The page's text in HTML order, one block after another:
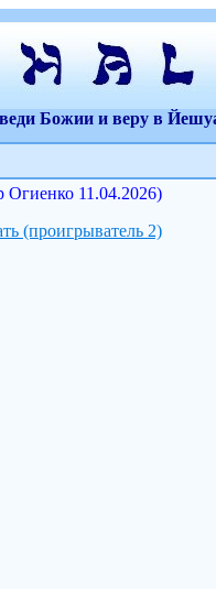
Божии и веру в
11.04.2026)
(проигрыватель 2)